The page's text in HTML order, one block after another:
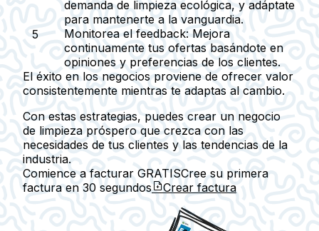
demanda de limpieza ecológica, y adáptate
para mantenerte a la vanguardia.
Monitorea el feedback: Mejora
continuamente tus ofertas basándote en
opiniones y preferencias de los clientes.
El éxito en los negocios proviene de ofrecer valor
consistentemente mientras te adaptas al cambio.
Con estas estrategias, puedes crear un negocio
de limpieza próspero que crezca con las
necesidades de tus clientes y las tendencias de la
industria.
Comience a facturar GRATISCree su primera
factura en 30 segundos Crear factura